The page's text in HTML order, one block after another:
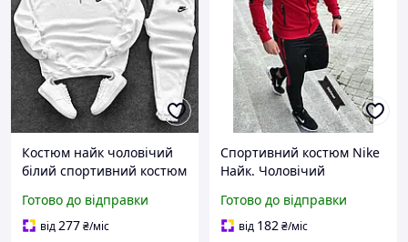
Костюм найк чоловічий
білий спортивний костюм
Готово до відправки
від277₴/міс
Спортивний костюм Nike
Найк. Чоловічий
Nike. Чоловічий
спортивний костюм Nike
Готово до відправки
від 182₴/міс